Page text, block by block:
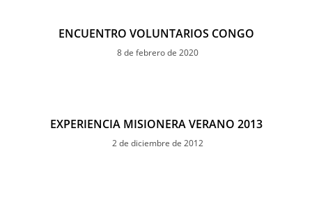
ENCUENTRO VOLUNTARIOS CONGO
8 de febrero de 2020
EXPERIENCIA MISIONERA VERANO 2013
2 de diciembre de 2012